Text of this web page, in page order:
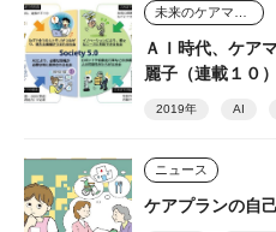
ＡＩ時代、ケア
麗子（連載１０）
2019年 AI
ニュース
ケアプランの自